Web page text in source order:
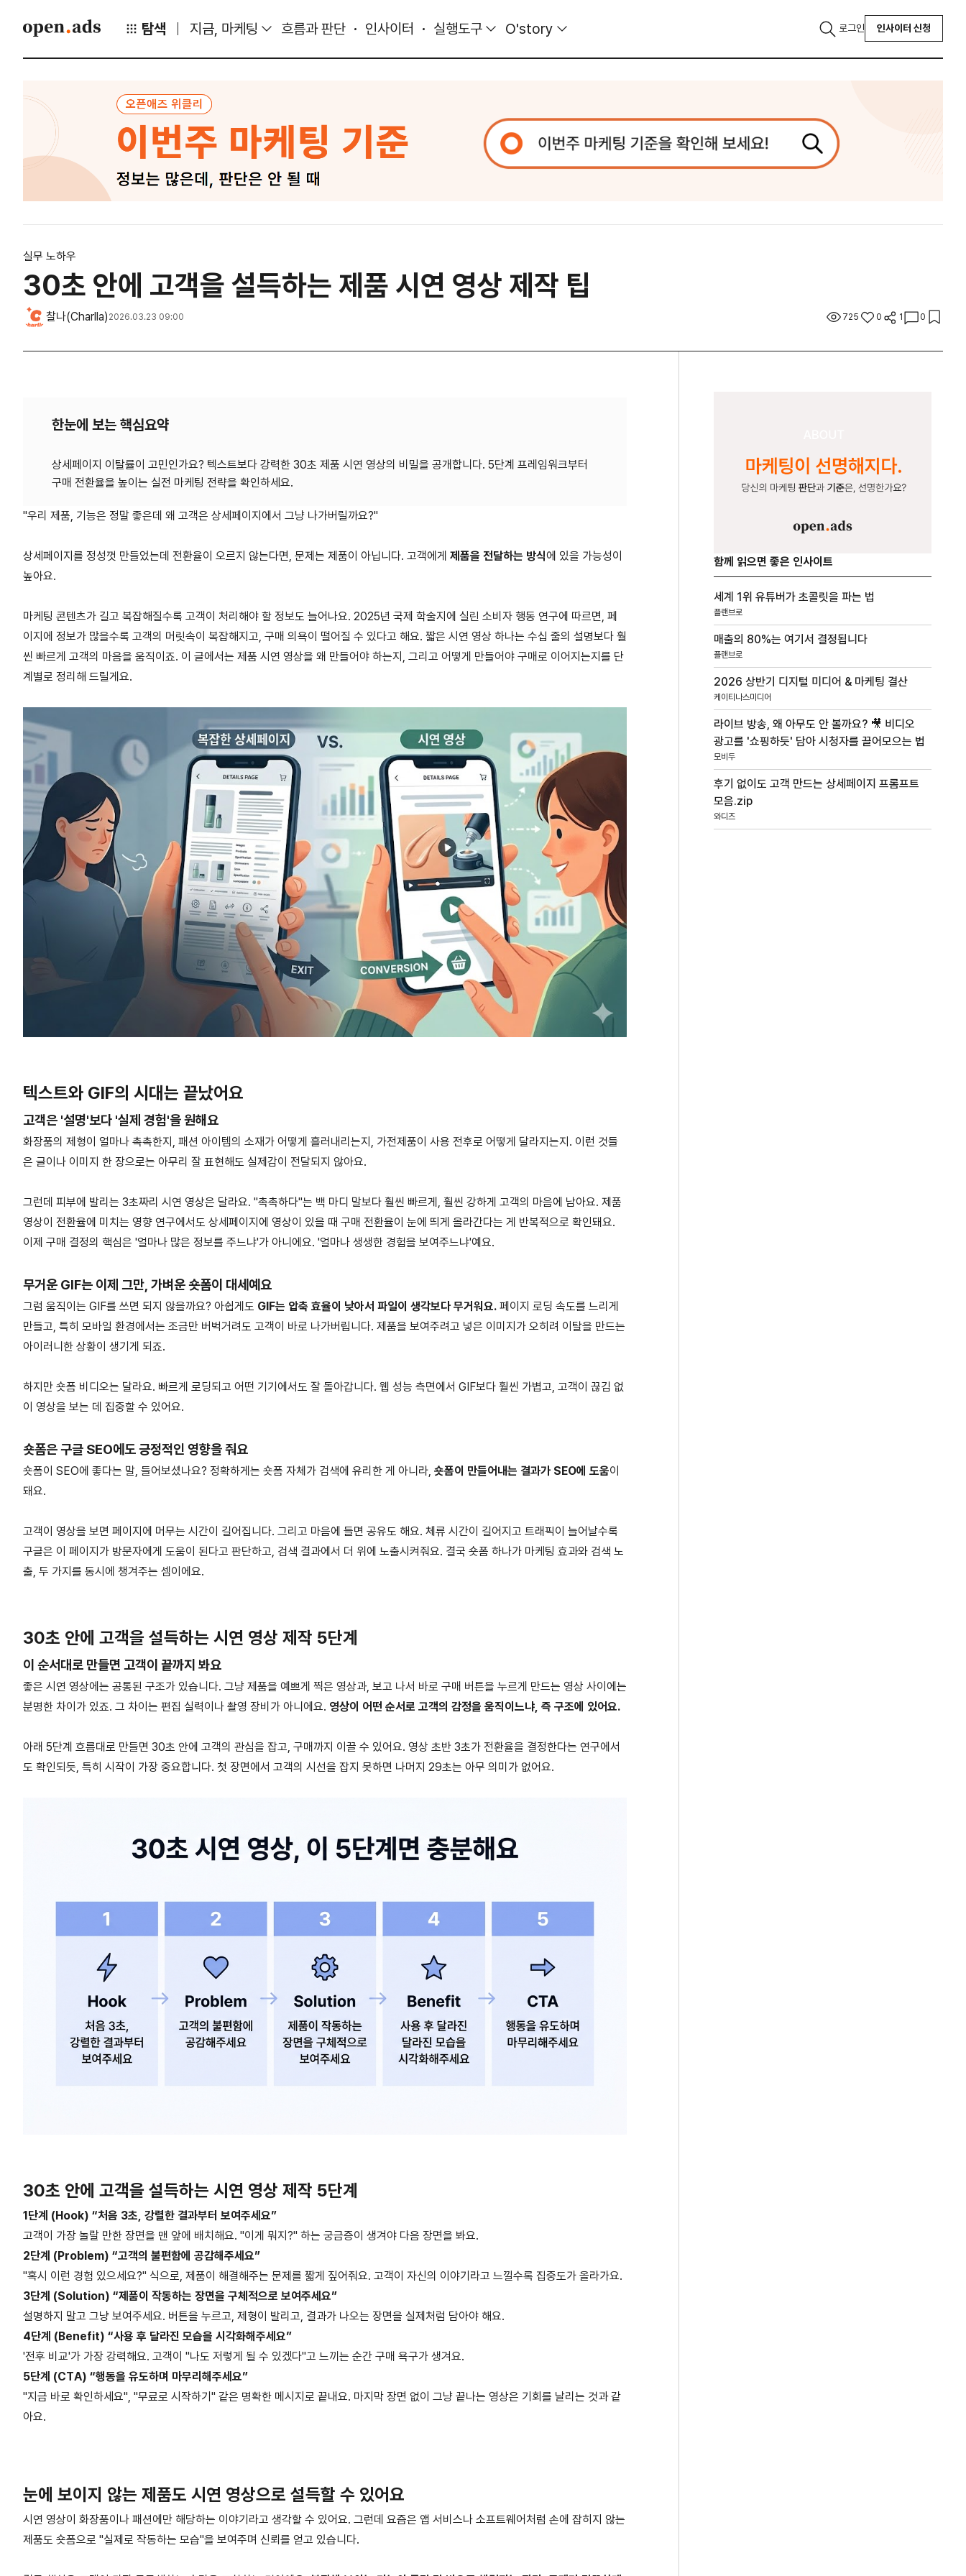
탐색 지금, 마케팅 흐름과 판단 인사이터 실행도구 O'story 로그인 인사이터 신청
실무 노하우
30초 안에 고객을 설득하는 제품 시연 영상 제작 팁
찰나(Charlla) 2026.03.23 09:00 725 0 1 0
한눈에 보는 핵심요약
상세페이지 이탈률이 고민인가요? 텍스트보다 강력한 30초 제품 시연 영상의 비밀을 공개합니다. 5단계 프레임워크부터
"우리 제품, 기능은 정말 좋은데 왜 고객은 상세페이지에서 그냥 나가버릴까요?"
상세페이지를 정성껏 만들었는데 전환율이 오르지 않는다면, 문제는 제품이 아닙니다. 고객에게 제품을 전달하는 방식에 있을 가능성이
높아요.
마케팅 콘텐츠가 길고 복잡해질수록 고객이 처리해야 할 정보도 늘어나요. 2025년 국제 학술지에 실린 소비자 행동 연구에 따르면, 페
이지에 정보가 많을수록 고객의 머릿속이 복잡해지고, 구매 의욕이 떨어질 수 있다고 해요. 짧은 시연 영상 하나는 수십 줄의 설명보다 훨
씬 빠르게 고객의 마음을 움직이죠. 이 글에서는 제품 시연 영상을 왜 만들어야 하는지, 그리고 어떻게 만들어야 구매로 이어지는지를 단
계별로 정리해 드릴게요.
텍스트와 GIF의 시대는 끝났어요
고객은 '설명'보다 '실제 경험'을 원해요
화장품의 제형이 얼마나 촉촉한지, 패션 아이템의 소재가 어떻게 흘러내리는지, 가전제품이 사용 전후로 어떻게 달라지는지. 이런 것들
은 글이나 이미지 한 장으로는 아무리 잘 표현해도 실제감이 전달되지 않아요.
그런데 피부에 발리는 3초짜리 시연 영상은 달라요. "촉촉하다"는 백 마디 말보다 훨씬 빠르게, 훨씬 강하게 고객의 마음에 남아요. 제품
영상이 전환율에 미치는 영향 연구에서도 상세페이지에 영상이 있을 때 구매 전환율이 눈에 띄게 올라간다는 게 반복적으로 확인돼요.
이제 구매 결정의 핵심은 '얼마나 많은 정보를 주느냐'가 아니에요. '얼마나 생생한 경험을 보여주느냐'예요.
무거운 GIF는 이제 그만, 가벼운 숏폼이 대세예요
그럼 움직이는 GIF를 쓰면 되지 않을까요? 아쉽게도 GIF는 압축 효율이 낮아서 파일이 생각보다 무거워요. 페이지 로딩 속도를 느리게
만들고, 특히 모바일 환경에서는 조금만 버벅거려도 고객이 바로 나가버립니다. 제품을 보여주려고 넣은 이미지가 오히려 이탈을 만드는
아이러니한 상황이 생기게 되죠.
하지만 숏폼 비디오는 달라요. 빠르게 로딩되고 어떤 기기에서도 잘 돌아갑니다. 웹 성능 측면에서 GIF보다 훨씬 가볍고, 고객이 끊김 없
이 영상을 보는 데 집중할 수 있어요.
숏폼은 구글 SEO에도 긍정적인 영향을 줘요
숏폼이 SEO에 좋다는 말, 들어보셨나요? 정확하게는 숏폼 자체가 검색에 유리한 게 아니라, 숏폼이 만들어내는 결과가 SEO에 도움이
돼요.
고객이 영상을 보면 페이지에 머무는 시간이 길어집니다. 그리고 마음에 들면 공유도 해요. 체류 시간이 길어지고 트래픽이 늘어날수록
구글은 이 페이지가 방문자에게 도움이 된다고 판단하고, 검색 결과에서 더 위에 노출시켜줘요. 결국 숏폼 하나가 마케팅 효과와 검색 노
출, 두 가지를 동시에 챙겨주는 셈이에요.
30초 안에 고객을 설득하는 시연 영상 제작 5단계
이 순서대로 만들면 고객이 끝까지 봐요
좋은 시연 영상에는 공통된 구조가 있습니다. 그냥 제품을 예쁘게 찍은 영상과, 보고 나서 바로 구매 버튼을 누르게 만드는 영상 사이에는
분명한 차이가 있죠. 그 차이는 편집 실력이나 촬영 장비가 아니에요. 영상이 어떤 순서로 고객의 감정을 움직이느냐, 즉 구조에 있어요.
아래 5단계 흐름대로 만들면 30초 안에 고객의 관심을 잡고, 구매까지 이끌 수 있어요. 영상 초반 3초가 전환율을 결정한다는 연구에서
도 확인되듯, 특히 시작이 가장 중요합니다. 첫 장면에서 고객의 시선을 잡지 못하면 나머지 29초는 아무 의미가 없어요.
30초 안에 고객을 설득하는 시연 영상 제작 5단계
1단계 (Hook) “처음 3초, 강렬한 결과부터 보여주세요”
고객이 가장 놀랄 만한 장면을 맨 앞에 배치해요. "이게 뭐지?" 하는 궁금증이 생겨야 다음 장면을 봐요.
2단계 (Problem) “고객의 불편함에 공감해주세요”
"혹시 이런 경험 있으세요?" 식으로, 제품이 해결해주는 문제를 짧게 짚어줘요. 고객이 자신의 이야기라고 느낄수록 집중도가 올라가요.
3단계 (Solution) “제품이 작동하는 장면을 구체적으로 보여주세요”
설명하지 말고 그냥 보여주세요. 버튼을 누르고, 제형이 발리고, 결과가 나오는 장면을 실제처럼 담아야 해요.
4단계 (Benefit) “사용 후 달라진 모습을 시각화해주세요”
'전후 비교'가 가장 강력해요. 고객이 "나도 저렇게 될 수 있겠다"고 느끼는 순간 구매 욕구가 생겨요.
5단계 (CTA) “행동을 유도하며 마무리해주세요”
"지금 바로 확인하세요", "무료로 시작하기" 같은 명확한 메시지로 끝내요. 마지막 장면 없이 그냥 끝나는 영상은 기회를 날리는 것과 같
아요.
눈에 보이지 않는 제품도 시연 영상으로 설득할 수 있어요
시연 영상이 화장품이나 패션에만 해당하는 이야기라고 생각할 수 있어요. 그런데 요즘은 앱 서비스나 소프트웨어처럼 손에 잡히지 않는
제품도 숏폼으로 "실제로 작동하는 모습"을 보여주며 신뢰를 얻고 있습니다.
함께 읽으면 좋은 인사이트
세계 1위 유튜버가 초콜릿을 파는 법
플랜브로
매출의 80%는 여기서 결정됩니다
플랜브로
2026 상반기 디지털 미디어 & 마케팅 결산
케이티나스미디어
라이브 방송, 왜 아무도 안 볼까요? 🎥 비디오
광고를 '쇼핑하듯' 담아 시청자를 끌어모으는 법
모비두
후기 없이도 고객 만드는 상세페이지 프롬프트
모음.zip
와디즈